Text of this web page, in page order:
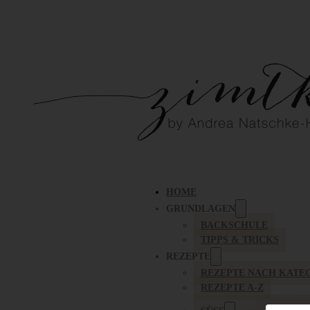
HOME
GRUNDLAGEN
BACKSCHULE
TIPPS & TRICKS
REZEPTE
REZEPTE NACH
REZEPTE A-Z